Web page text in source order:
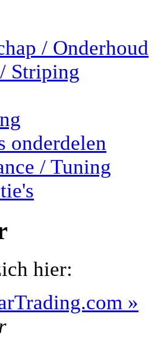
/ Onderhoud
Striping
onderdelen
/ Tuning
hier:
»